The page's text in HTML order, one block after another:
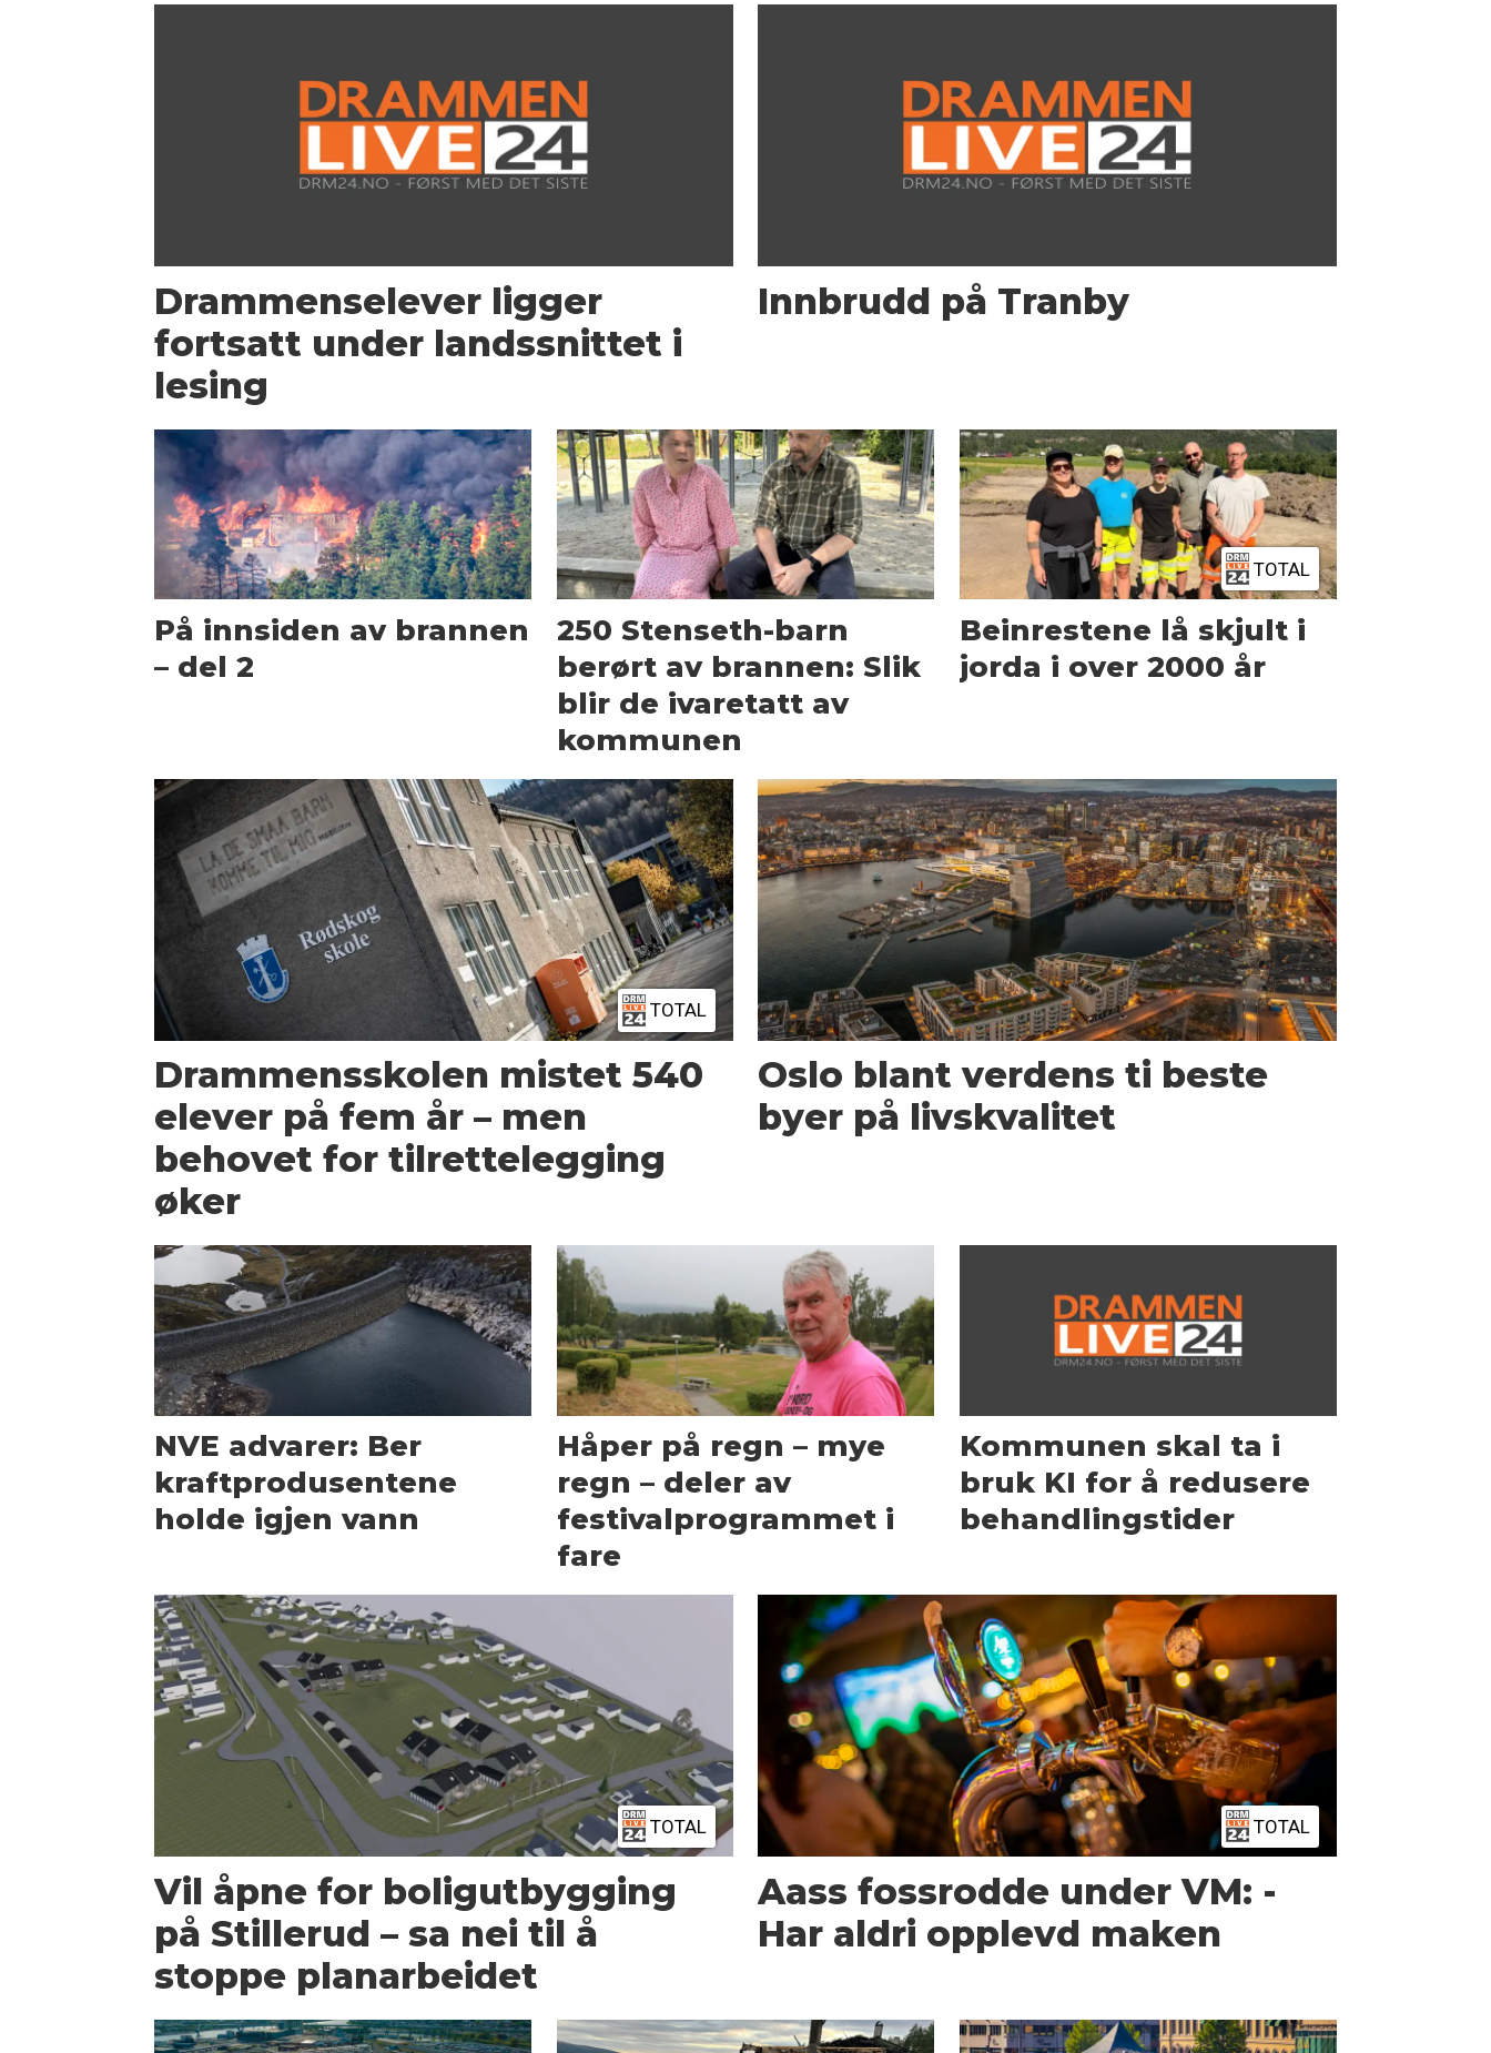
Drammenselever ligger
fortsatt under landssnittet i
lesing
Innbrudd på Tranby
På innsiden av brannen
– del 2
250 Stenseth-barn
berørt av brannen: Slik
blir de ivaretatt av
kommunen
TOTAL
Beinrestene lå skjult i
jorda i over 2000 år
TOTAL
Drammensskolen mistet 540
elever på fem år – men
behovet for tilrettelegging
øker
Oslo blant verdens ti beste
byer på livskvalitet
NVE advarer: Ber
kraftprodusentene
holde igjen vann
Håper på regn – mye
regn – deler av
festivalprogrammet i
fare
Kommunen skal ta i
bruk KI for å redusere
behandlingstider
TOTAL
Vil åpne for boligutbygging
på Stillerud – sa nei til å
stoppe planarbeidet
TOTAL
Aass fossrodde under VM: -
Har aldri opplevd maken